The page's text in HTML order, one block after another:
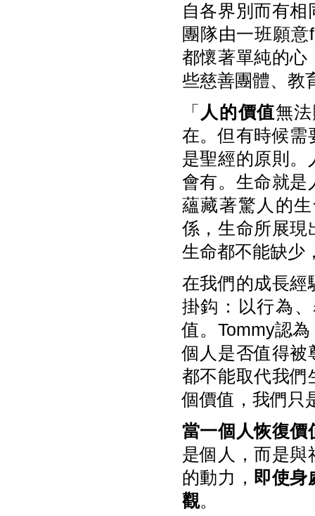
自各界別而有
團隊由一班願
都懷著單純的心
些慈善團體、教
「 人的價值無
在。但有時候需
是聖經的原則。
會有。生命就是
蘊藏著驚人的
係，生命所展現
生命都不能缺少
在我們的成長經
掛鈎：以行為
值。Tommy認
個人是否值得被
都不能取代我們
個價值，我們只
當一個人恢復價
是個人，而是與
的動力， 即使身
觀。